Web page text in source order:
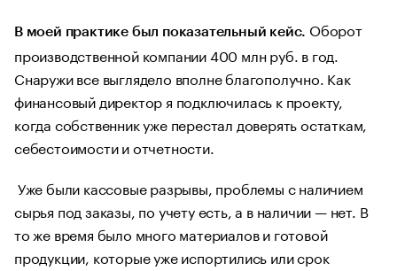
В моей практике был показательный кейс. Оборот
производственной компании 400 млн руб. в год.
Снаружи все выглядело вполне благополучно. Как
финансовый директор я подключилась к проекту,
когда собственник уже перестал доверять остаткам,
себестоимости и отчетности.
Уже были кассовые разрывы, проблемы с наличием
сырья под заказы, по учету есть, а в наличии — нет. В
то же время было много материалов и готовой
продукции, которые уже испортились или срок